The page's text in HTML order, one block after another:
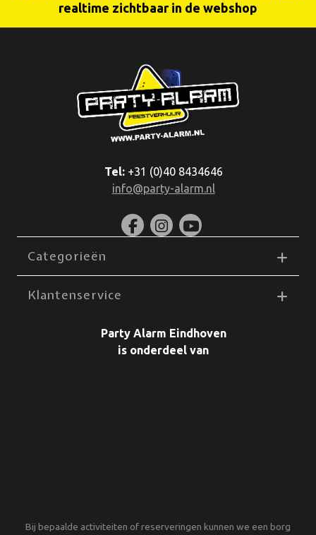
realtime zichtbaar in de webshop
Tel:+31 (0)40 8434646
info@party-alarm.nl
Categorieën
Klantenservice
Party Alarm Eindhoven
is onderdeel van
Bij bepaalde activiteiten of reserveringen kunnen we een borg